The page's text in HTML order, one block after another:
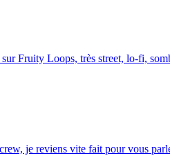
Fruity Loops, très street, lo-fi,
je reviens vite fait pour vous